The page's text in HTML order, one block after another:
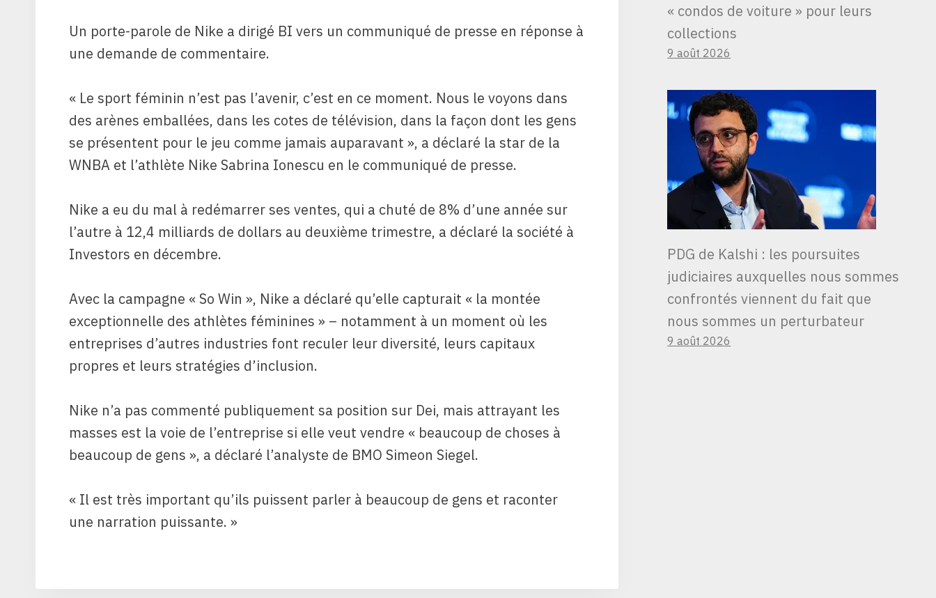
Un porte-parole de Nike a dirigé BI vers un communiqué de presse en réponse à
une demande de commentaire.
« Le sport féminin n’est pas l’avenir, c’est en ce moment. Nous le voyons dans
des arènes emballées, dans les cotes de télévision, dans la façon dont les gens
se présentent pour le jeu comme jamais auparavant », a déclaré la star de la
WNBA et l’athlète Nike Sabrina Ionescu en le communiqué de presse.
Nike a eu du mal à redémarrer ses ventes, qui a chuté de 8% d’une année sur
l’autre à 12,4 milliards de dollars au deuxième trimestre, a déclaré la société à
Investors en décembre.
Avec la campagne « So Win », Nike a déclaré qu’elle capturait « la montée
exceptionnelle des athlètes féminines » – notamment à un moment où les
entreprises d’autres industries font reculer leur diversité, leurs capitaux
propres et leurs stratégies d’inclusion.
Nike n’a pas commenté publiquement sa position sur Dei, mais attrayant les
masses est la voie de l’entreprise si elle veut vendre « beaucoup de choses à
beaucoup de gens », a déclaré l’analyste de BMO Simeon Siegel.
« Il est très important qu’ils puissent parler à beaucoup de gens et raconter
une narration puissante. »
« condos de voiture » ​​pour leurs
collections
9 août 2026
PDG de Kalshi : les poursuites
judiciaires auxquelles nous sommes
confrontés viennent du fait que
nous sommes un perturbateur
9 août 2026